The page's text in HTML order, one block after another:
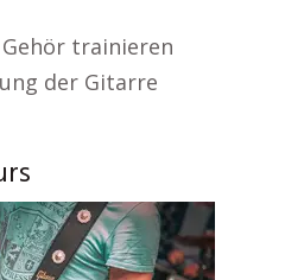
trainieren
der Gitarre